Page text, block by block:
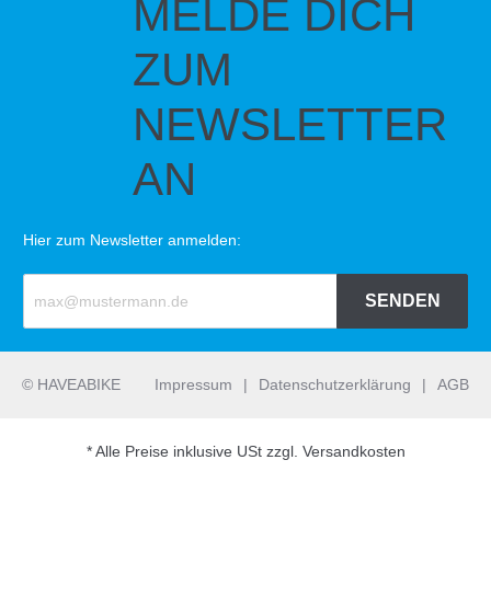
MELDE DICH
ZUM
NEWSLETTER
AN
Hier zum Newsletter anmelden:
SENDEN
© HAVEABIKE Impressum | Datenschutzerklärung | AGB
* Alle Preise inklusive USt zzgl. Versandkosten